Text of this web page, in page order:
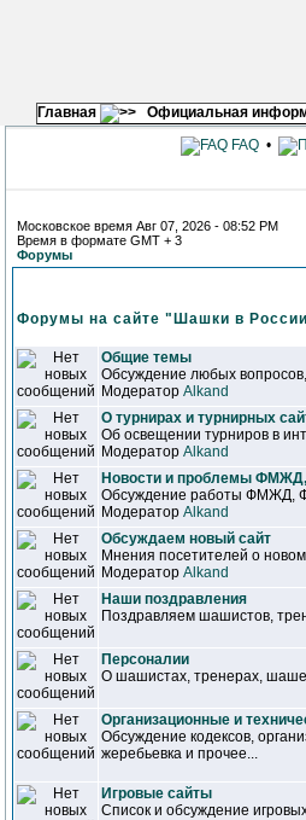
Главная
Официальная
FAQ•
Московское время Авг 07, 2026 - 08:52 PM
Время в формате GMT + 3
Форумы
Форумы на сайте "Шашки в
Общие темы
Обсуждение любых
Модератор Alkand
О турнирах и турнирных
Об освещении турниров в
Модератор Alkand
Новости и проблемы
Обсуждение работы ФМЖД,
Модератор Alkand
Обсуждаем новый сайт
Мнения посетителей о
Модератор Alkand
Наши поздравления
Поздравляем шашистов,
Персоналии
О шашистах, тренерах,
Организационные и
Обсуждение кодексов,
жеребьевка и прочее...
Игровые сайты
Список и обсуждение